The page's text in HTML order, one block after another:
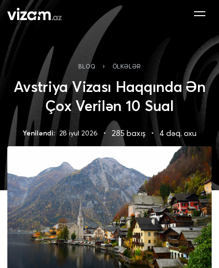
BLOQ › ÖLKƏLƏR
Avstriya Vizası Haqqında Ən
Çox Verilən 10 Sual
Yeniləndi: 28 iyul 2026 285 baxış 4 dəq. oxu